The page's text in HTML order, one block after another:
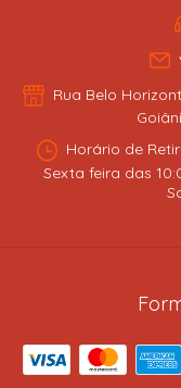
Rua Belo
Horário de
Sexta feira das